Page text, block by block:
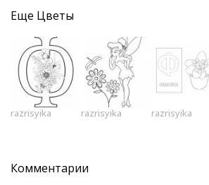
Еще Цветы
razrisyika razrisyika razrisyika
Комментарии